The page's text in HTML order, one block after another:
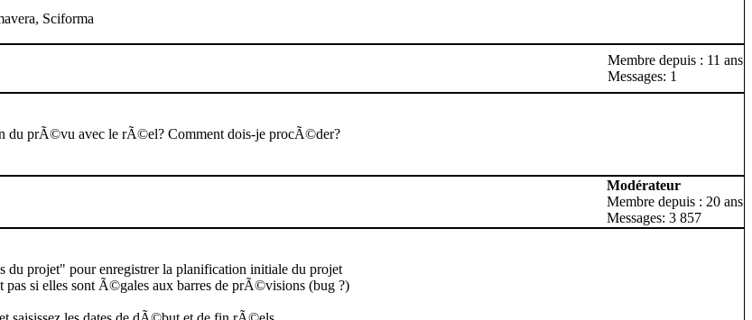
Sciforma
Membre depuis : 11 ans
Messages: 1
du prÃ©vu avec le rÃ©el? Comment dois-je procÃ©der?
Modérateur
Membre depuis : 20 ans
Messages: 3 857
du projet" pour enregistrer la planification initiale du projet
pas si elles sont Ã©gales aux barres de prÃ©visions (bug ?)